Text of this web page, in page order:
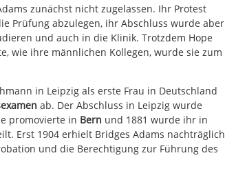
zunächst nicht zugelassen. Ihr Protest
Prüfung abzulegen, ihr Abschluss wurde aber
und auch in die Klinik. Trotzdem Hope
wie ihre männlichen Kollegen, wurde sie zum
in Leipzig als erste Frau in Deutschland
ab. Der Abschluss in Leipzig wurde
promovierte in Bern und 1881 wurde ihr in
Erst 1904 erhielt Bridges Adams nachträglich
und die Berechtigung zur Führung des